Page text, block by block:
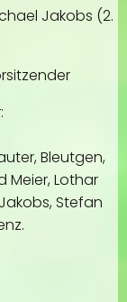
Jakobs (2.
Bleutgen,
Meier, Lothar
Stefan